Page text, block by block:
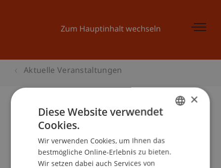
Zum Hauptinhalt wechseln
Aktuelle Veranstaltungen
Kinder-Uni Liechtenstein 2005:
«Hütten, Häuser, Burgen - My
home is my castle!»
×
Diese Website verwendet
Cookies.
Wir verwenden Cookies, um Ihnen das
bestmögliche Online-Erlebnis zu bieten.
Wir setzen dabei auch Services von